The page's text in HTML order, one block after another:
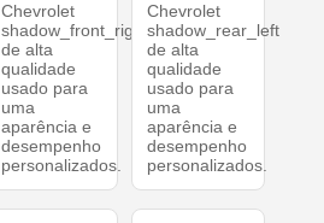
Chevrolet
shadow_front_right
de alta
qualidade
usado para
uma
aparência e
desempenho
personalizados.
Chevrolet
shadow_rear_left
de alta
qualidade
usado para
uma
aparência e
desempenho
personalizados.